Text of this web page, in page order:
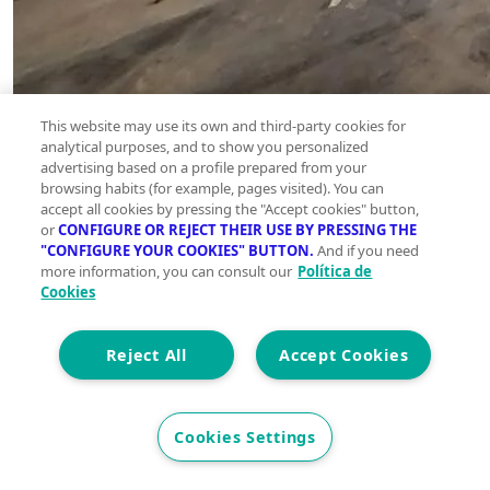
Nave
Industrial
en venta
Poligono
industrial
oeste,
Alcantarilla
825 m
This website may use its own and third-party cookies for
analytical purposes, and to show you personalized
advertising based on a profile prepared from your
browsing habits (for example, pages visited). You can
accept all cookies by pressing the "Accept cookies" button,
orCONFIGURE OR REJECT THEIR USE BY PRESSING THE
"CONFIGURE YOUR COOKIES" BUTTON. And if you need
more information, you can consult our Política de
Cookies
Accept Cookies
Reject All
Cookies Settings